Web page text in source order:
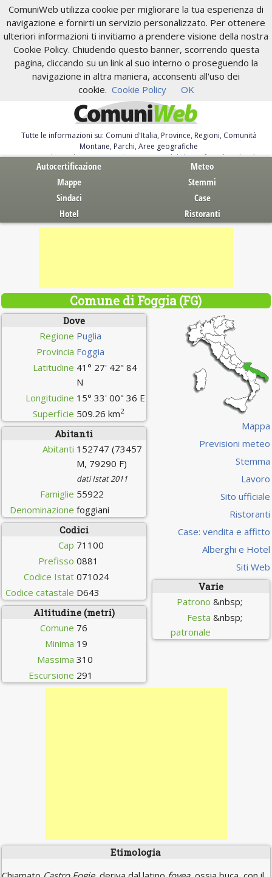
ComuniWeb utilizza cookie per migliorare la tua esperienza di
navigazione e fornirti un servizio personalizzato. Per ottenere
ulteriori informazioni ti invitiamo a prendere visione della nostra
Cookie Policy. Chiudendo questo banner, scorrendo questa
pagina, cliccando su un link al suo interno o proseguendo la
navigazione in altra maniera, acconsenti all'uso dei
cookie. Cookie Policy OK
Tutte le informazioni su: Comuni d'Italia, Province, Regioni, Comunità
Montane, Parchi, Aree geografiche
Servizi al Cittadino. Autocertificazione, moduli, leggi, free download
Autocertificazione
Meteo
Mappe
Stemmi
Sindaci
Case
Hotel
Ristoranti
Comune di Foggia (FG)
Dove
Regione Puglia
Provincia Foggia
Latitudine 41° 27' 42" 84
N
Longitudine 15° 33' 00" 36 E
Superficie 509.26 km2
Abitanti
Abitanti 152747 (73457
M, 79290 F)
dati Istat 2011
Famiglie 55922
Denominazione foggiani
Codici
Cap 71100
Prefisso 0881
Codice Istat 071024
Codice catastale D643
Altitudine (metri)
Comune 76
Minima 19
Massima 310
Escursione 291
Mappa
Previsioni meteo
Stemma
Lavoro
Sito ufficiale
Ristoranti
Case: vendita e affitto
Alberghi e Hotel
Siti Web
Varie
Patrono &nbsp;
Festa
patronale
&nbsp;
Etimologia